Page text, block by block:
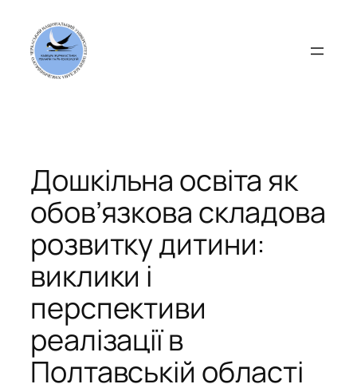
вмісту
Дошкільна освіта як
обов’язкова складова
розвитку дитини:
виклики і
перспективи
реалізації в
Полтавській області